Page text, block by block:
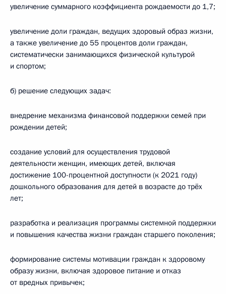
увеличение суммарного коэффициента рождаемости до 1,7;
увеличение доли граждан, ведущих здоровый образ жизни,
а также увеличение до 55 процентов доли граждан,
систематически занимающихся физической культурой
и спортом;
б) решение следующих задач:
внедрение механизма финансовой поддержки семей при
рождении детей;
создание условий для осуществления трудовой
деятельности женщин, имеющих детей, включая
достижение 100-процентной доступности (к 2021 году)
дошкольного образования для детей в возрасте до трёх
лет;
разработка и реализация программы системной поддержки
и повышения качества жизни граждан старшего поколения;
формирование системы мотивации граждан к здоровому
образу жизни, включая здоровое питание и отказ
от вредных привычек;